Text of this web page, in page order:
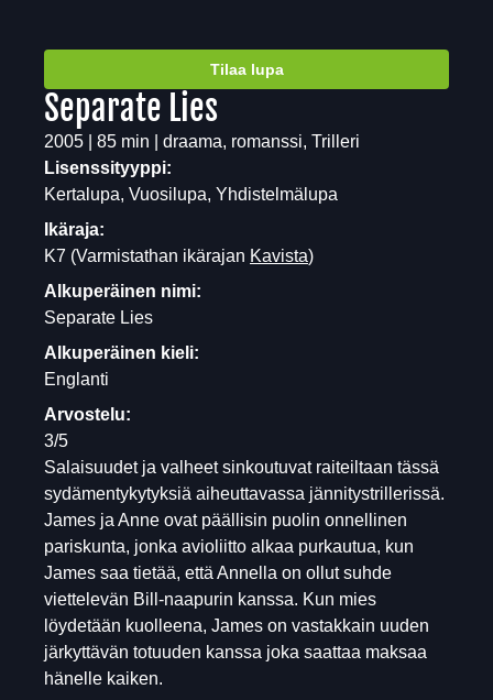
Tilaa lupa
Separate Lies
2005 | 85 min | draama, romanssi, Trilleri
Lisenssityyppi:
Kertalupa, Vuosilupa, Yhdistelmälupa
Ikäraja:
K7 (Varmistathan ikärajan Kavista)
Alkuperäinen nimi:
Separate Lies
Alkuperäinen kieli:
Englanti
Arvostelu:
3/5
Salaisuudet ja valheet sinkoutuvat raiteiltaan tässä
sydämentykytyksiä aiheuttavassa jännitystrillerissä.
James ja Anne ovat päällisin puolin onnellinen
pariskunta, jonka avioliitto alkaa purkautua, kun
James saa tietää, että Annella on ollut suhde
viettelevän Bill-naapurin kanssa. Kun mies
löydetään kuolleena, James on vastakkain uuden
järkyttävän totuuden kanssa joka saattaa maksaa
hänelle kaiken.